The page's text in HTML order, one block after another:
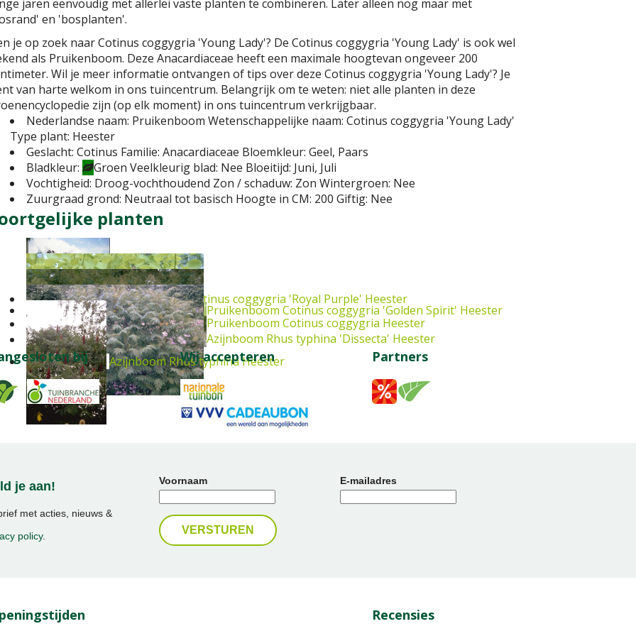
jaren eenvoudig met allerlei vaste planten te combineren. Later alleen nog maar met
en 'bosplanten'.
je op zoek naar Cotinus coggygria 'Young Lady'? De Cotinus coggygria 'Young Lady' is ook wel
als Pruikenboom. Deze Anacardiaceae heeft een maximale hoogtevan ongeveer 200
Wil je meer informatie ontvangen of tips over deze Cotinus coggygria 'Young Lady'? Je
van harte welkom in ons tuincentrum. Belangrijk om te weten: niet alle planten in deze
zijn (op elk moment) in ons tuincentrum verkrijgbaar.
Nederlandse naam: Pruikenboom Wetenschappelijke naam: Cotinus coggygria 'Young Lady'
Type plant: Heester
Geslacht: Cotinus Familie: Anacardiaceae Bloemkleur: Geel, Paars
Bladkleur:
Groen Veelkleurig blad: Nee Bloeitijd: Juni, Juli
Vochtigheid: Droog-vochthoudend Zon / schaduw: Zon Wintergroen: Nee
Zuurgraad grond: Neutraal tot basisch Hoogte in CM: 200 Giftig: Nee
planten
PruikenboomCotinus coggygria 'Royal Purple' Heester
Pruikenboom Cotinus coggygria 'Golden Spirit' Heester
Pruikenboom Cotinus coggygria Heester
Azijnboom Rhus typhina 'Dissecta' Heester
AzijnboomRhus typhina Heester
bij Wij accepteren Partners
je aan!
met acties, nieuws &
policy.
Voornaam E-mailadres
Recensies